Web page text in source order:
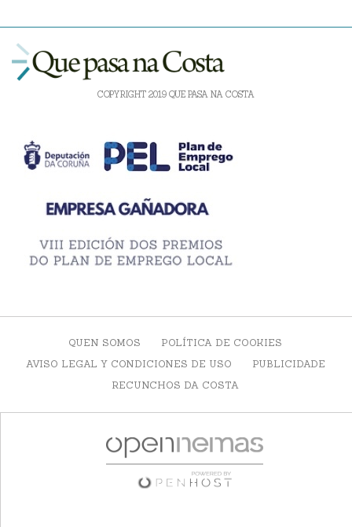
COPYRIGHT 2019 QUE PASA NA COSTA
QUEN SOMOS
POLÍTICA DE COOKIES
AVISO LEGAL Y CONDICIONES DE USO
PUBLICIDADE
RECUNCHOS DA COSTA